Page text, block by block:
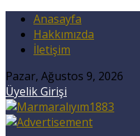
Anasayfa
Hakkımızda
İletişim
Pazar, Ağustos 9, 2026
Üyelik Girişi